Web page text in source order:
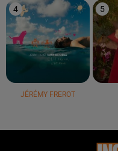
4
JÉRÉMY FREROT
5